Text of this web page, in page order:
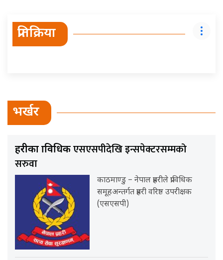
प्रतिक्रिया
भर्खर
प्रहरीका प्राविधिकएसएसपीदेखि इन्सपेक्टरसम्मको
सरुवा
काठमाण्डु – नेपाल प्रहरीले प्राविधिक
समूहअन्तर्गत प्रहरी वरिष्ठ उपरीक्षक
(एसएसपी)